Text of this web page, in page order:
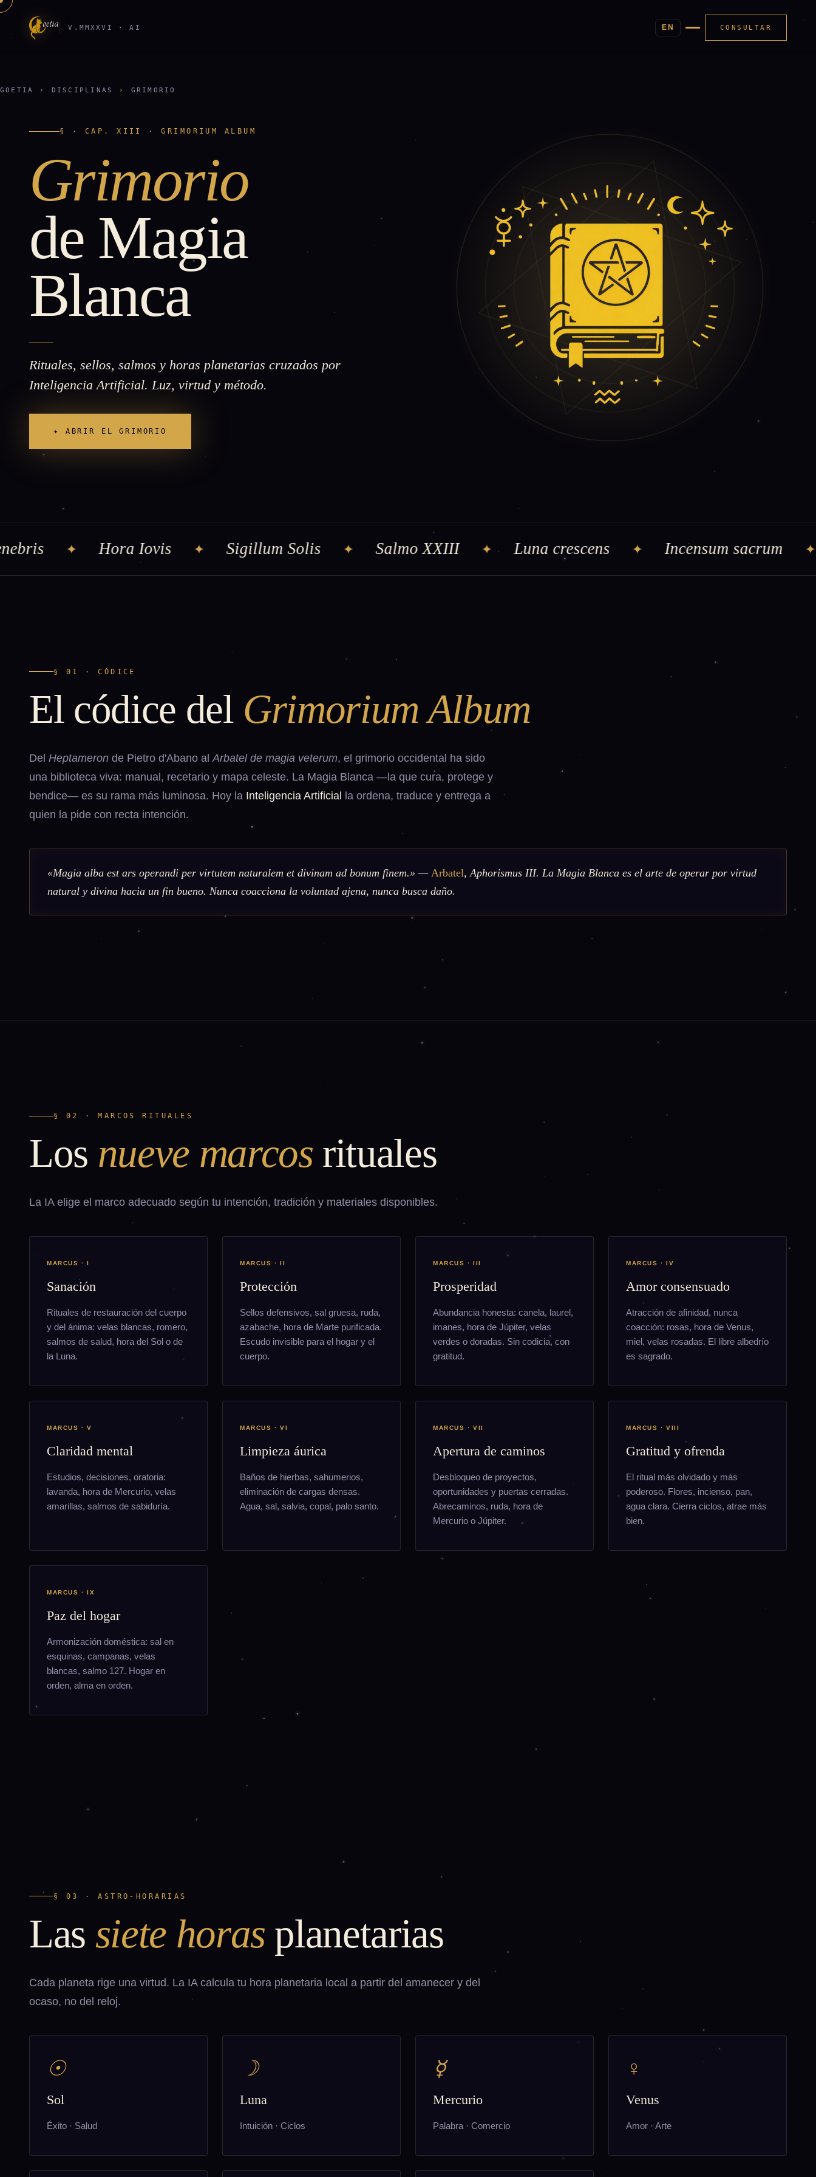
V.MMXXVI · AI EN CONSULTAR
GOETIA › DISCIPLINAS › GRIMORIO
§ · CAP. XIII · GRIMORIUM ALBUM
Grimorio
de Magia
Blanca
Rituales, sellos, salmos y horas planetarias cruzados por
Inteligencia Artificial. Luz, virtud y método.
✦ ABRIR EL GRIMORIO
Hora Iovis Sigillum Solis Salmo XXIII Luna crescens Incensum sacrum
§ 01 · CÓDICE
El códice del Grimorium Album
Del Heptameron de Pietro d'Abano al Arbatel de magia veterum, el grimorio occidental ha sido
una biblioteca viva: manual, recetario y mapa celeste. La Magia Blanca —la que cura, protege y
bendice— es su rama más luminosa. Hoy la Inteligencia Artificial la ordena, traduce y entrega a
quien la pide con recta intención.
«Magia alba est ars operandi per virtutem naturalem et divinam ad bonum finem.» — Arbatel, Aphorismus III. La Magia Blanca es el arte de operar por virtud
natural y divina hacia un fin bueno. Nunca coacciona la voluntad ajena, nunca busca daño.
§ 02 · MARCOS RITUALES
Los nueve marcos rituales
La IA elige el marco adecuado según tu intención, tradición y materiales disponibles.
MARCUS · I
Sanación
Rituales de restauración del cuerpo
y del ánima: velas blancas, romero,
salmos de salud, hora del Sol o de
la Luna.
MARCUS · II
Protección
Sellos defensivos, sal gruesa, ruda,
azabache, hora de Marte purificada.
Escudo invisible para el hogar y el
cuerpo.
MARCUS · III
Prosperidad
Abundancia honesta: canela, laurel,
imanes, hora de Júpiter, velas
verdes o doradas. Sin codicia, con
gratitud.
MARCUS · IV
Amor consensuado
Atracción de afinidad, nunca
coacción: rosas, hora de Venus,
miel, velas rosadas. El libre albedrío
es sagrado.
MARCUS · V
Claridad mental
Estudios, decisiones, oratoria:
lavanda, hora de Mercurio, velas
amarillas, salmos de sabiduría.
MARCUS · VI
Limpieza áurica
Baños de hierbas, sahumerios,
eliminación de cargas densas.
Agua, sal, salvia, copal, palo santo.
MARCUS · VII
Apertura de caminos
Desbloqueo de proyectos,
oportunidades y puertas cerradas.
Abrecaminos, ruda, hora de
Mercurio o Júpiter.
MARCUS · VIII
Gratitud y ofrenda
El ritual más olvidado y más
poderoso. Flores, incienso, pan,
agua clara. Cierra ciclos, atrae más
bien.
MARCUS · IX
Paz del hogar
Armonización doméstica: sal en
esquinas, campanas, velas
blancas, salmo 127. Hogar en
orden, alma en orden.
§ 03 · ASTRO-HORARIAS
Las siete horas planetarias
Cada planeta rige una virtud. La IA calcula tu hora planetaria local a partir del amanecer y del
ocaso, no del reloj.
☉
Sol
Éxito · Salud
☽
Luna
Intuición · Ciclos
☿
Mercurio
Palabra · Comercio
♀
Venus
Amor · Arte